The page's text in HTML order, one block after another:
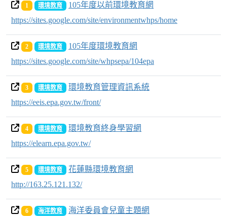
1 環境教育
105年度以前環境教育網
https://sites.google.com/site/environmentwhps/home
2 環境教育
105年度環境教育網
https://sites.google.com/site/whpsepa/104epa
3 環境教育
環境教育管理資訊系統
https://eeis.epa.gov.tw/front/
4 環境教育
環境教育終身學習網
https://elearn.epa.gov.tw/
5 環境教育
花蓮縣環境教育網
http://163.25.121.132/
6 海洋教育
海洋委員會兒童主題網